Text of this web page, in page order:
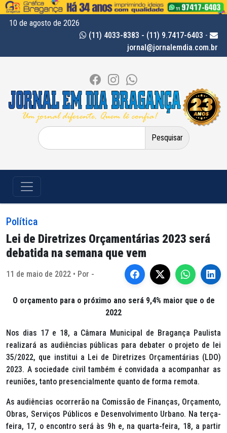
10 de agosto de 2026
(11) 4033-8383 - (11) 9.7417-6403 -
jornal@jornalemdia.com.br
Pesquisar
por:
Política
Lei de Diretrizes Orçamentárias 2023 será
debatida na semana que vem
11 de maio de 2022 • Por -
O orçamento para o próximo ano será 9,4% maior que o de
2022
Nos dias 17 e 18, a Câmara Municipal de Bragança Paulista
realizará as audiências públicas para debater o projeto de lei
35/2022, que institui a Lei de Diretrizes Orçamentárias (LDO)
2023. A sociedade civil também é convidada a acompanhar as
reuniões, tanto presencialmente quanto de forma remota.
As audiências ocorrerão na Comissão de Finanças, Orçamento,
Obras, Serviços Públicos e Desenvolvimento Urbano. Na terça-
feira, 17, o encontro será às 9h e, na quarta-feira, 18, a partir